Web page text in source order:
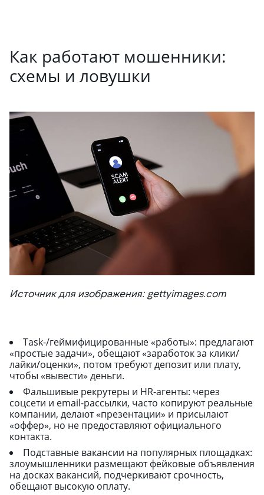
Как работают мошенники:
схемы и ловушки
Источник для изображения: gettyimages.com
Task-/геймифицированные «работы»: предлагают
«простые задачи», обещают «заработок за клики/
лайки/оценки», потом требуют депозит или плату,
чтобы «вывести» деньги.
Фальшивые рекрутеры и HR-агенты: через
соцсети и email-рассылки, часто копируют реальные
компании, делают «презентации» и присылают
«оффер», но не предоставляют официального
контакта.
Подставные вакансии на популярных площадках:
злоумышленники размещают фейковые объявления
на досках вакансий, подчеркивают срочность,
обещают высокую оплату.